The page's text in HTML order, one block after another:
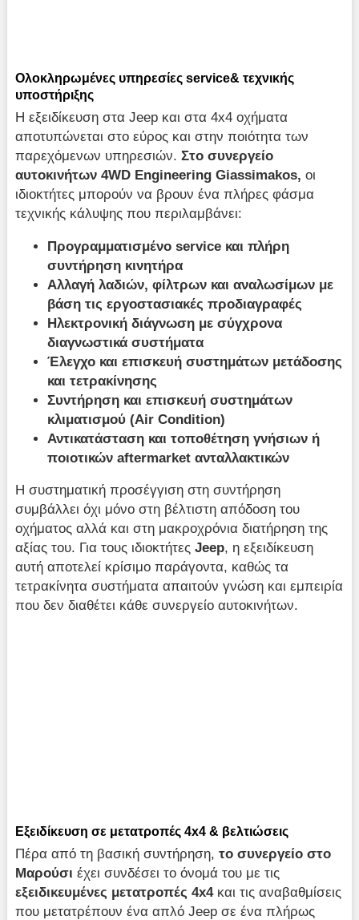
Ολοκληρωμένες υπηρεσίες service& τεχνικής
υποστήριξης
Η εξειδίκευση στα Jeep και στα 4x4 οχήματα
αποτυπώνεται στο εύρος και στην ποιότητα των
παρεχόμενων υπηρεσιών.Στο συνεργείο
αυτοκινήτων 4WD Engineering Giassimakos,οι
ιδιοκτήτες μπορούν να βρουν ένα πλήρες φάσμα
τεχνικής κάλυψης που περιλαμβάνει:
Προγραμματισμένο service και πλήρη
συντήρηση κινητήρα
Αλλαγή λαδιών, φίλτρων και αναλωσίμων με
βάση τις εργοστασιακές προδιαγραφές
Ηλεκτρονική διάγνωση με σύγχρονα
διαγνωστικά συστήματα
Έλεγχο και επισκευή συστημάτων μετάδοσης
και τετρακίνησης
Συντήρηση και επισκευή συστημάτων
κλιματισμού (Air Condition)
Αντικατάσταση και τοποθέτηση γνήσιων ή
ποιοτικών aftermarket ανταλλακτικών
Η συστηματική προσέγγιση στη συντήρηση
συμβάλλει όχι μόνο στη βέλτιστη απόδοση του
οχήματος αλλά και στη μακροχρόνια διατήρηση της
αξίας του. Για τους ιδιοκτήτεςJeep, η εξειδίκευση
αυτή αποτελεί κρίσιμο παράγοντα, καθώς τα
τετρακίνητα συστήματα απαιτούν γνώση και εμπειρία
που δεν διαθέτει κάθε συνεργείο αυτοκινήτων.
Εξειδίκευση σε μετατροπές 4x4 & βελτιώσεις
Πέρα από τη βασική συντήρηση,το συνεργείο στο
Μαρούσι έχει συνδέσει το όνομά του με τις
εξειδικευμένες μετατροπές 4x4και τις αναβαθμίσεις
που μετατρέπουν ένα απλό Jeep σε ένα πλήρως